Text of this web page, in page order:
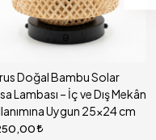
Doğal Bambu Solar
Lambası – İç ve Dış Mekân
Uygun 25x24 cm